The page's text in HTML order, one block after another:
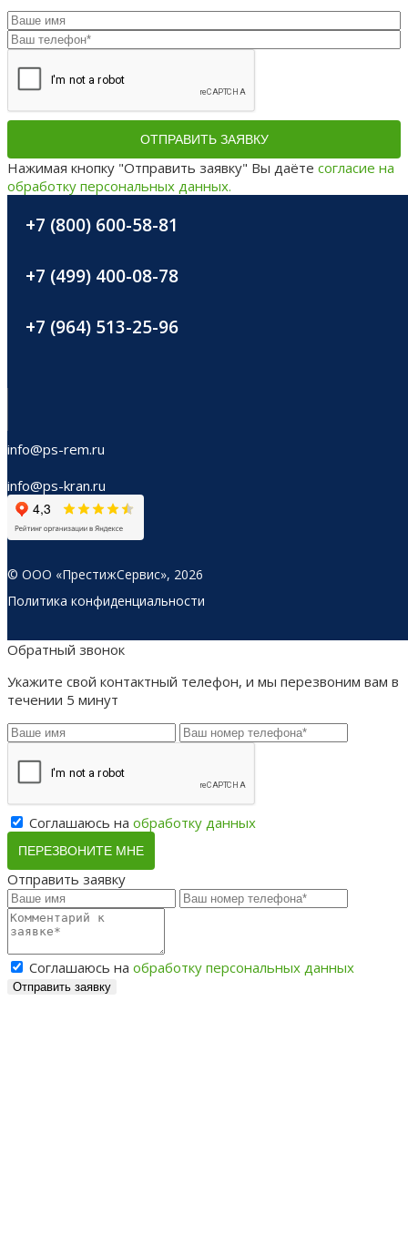
ОТПРАВИТЬ ЗАЯВКУ
Нажимая кнопку "Отправить заявку" Вы даёте согласие на
обработку персональных данных.
+7 (800) 600-58-81
+7 (499) 400-08-78
+7 (964) 513-25-96
info@ps-rem.ru
info@ps-kran.ru
© ООО «ПрестижСервис», 2026
Политика конфиденциальности
Обратный звонок
Укажите свой контактный телефон, и мы перезвоним вам в
течении 5 минут
Соглашаюсь на обработку данных
ПЕРЕЗВОНИТЕ МНЕ
Отправить заявку
Соглашаюсь на обработку персональных данных
Отправить заявку